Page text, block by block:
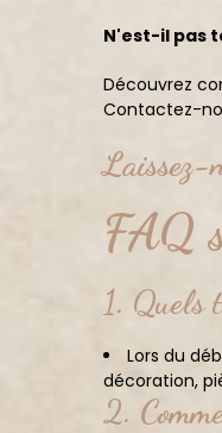
N'est-il pas
Découvrez
Contactez-
Laissez-
FAQ
1. Quels
Lors du
décoration,
2.